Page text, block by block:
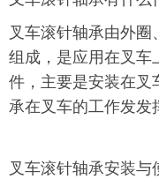
叉车滚针轴承由外
组成，是应用在叉车
件，主要是安装在叉
承在叉车的工作发发
叉车滚针轴承安装与